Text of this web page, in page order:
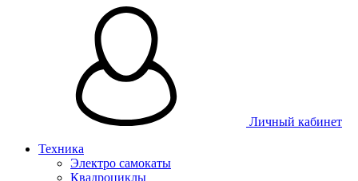
Личный кабинет
Техника
Электро самокаты
Квадроциклы